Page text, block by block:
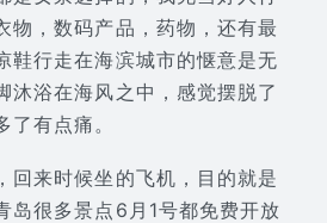
物，数码产品，药物，还有最
鞋行走在海滨城市的惬意是无
沐浴在海风之中，感觉摆脱了
有点痛。
回来时候坐的飞机，目的就是
岛很多景点6月1号都免费开放